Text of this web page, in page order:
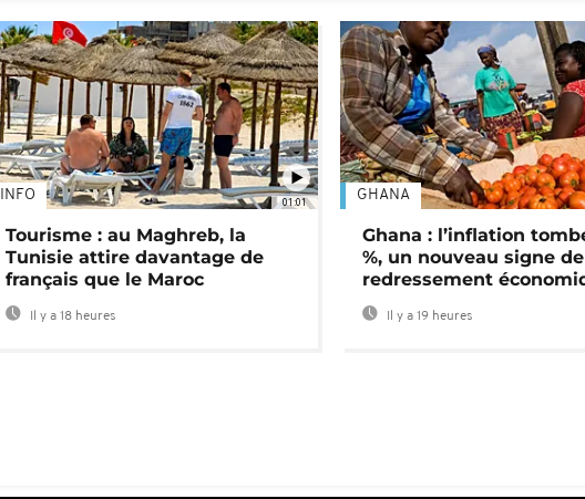
01:01
INFO
Tourisme : au Maghreb, la
Tunisie attire davantage de
français que le Maroc
Il y a 18 heures
GHANA
Ghana : l’inflation
%, un nouveau signe de
redressement
Il y a 19 heures